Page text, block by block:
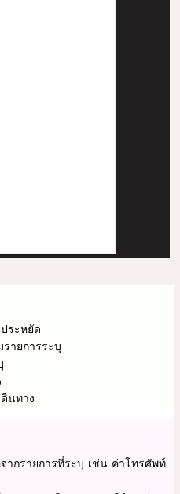
ระหยัด
ายการระบุ
นทาง
ากรายการที่ระบุ เช่น ค่าโทรศัพท์